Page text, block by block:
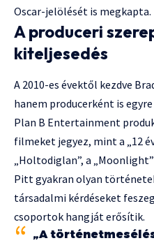
Oscar-jelölését is megkapta.
A produceri
kiteljesedés
A 2010-es évektől kezdve
hanem producerként is
Plan B Entertainment
filmeket jegyez, mint a „12
„Holtodiglan”, a
Pitt gyakran olyan
társadalmi kérdéseket
csoportok hangját erősítik.
„A